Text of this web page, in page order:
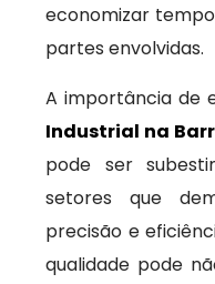
economizar
partes envolvidas.
A importância de
Industrial na
pode ser
setores que
precisão e
qualidade pode